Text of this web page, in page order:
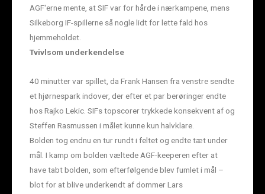
AGF'erne mente, at SIF var for hårde i nærkampene, mens
Silkeborg IF-spillerne så nogle lidt for lette fald hos
hjemmeholdet.
Tvivlsom underkendelse
40 minutter var spillet, da Frank Hansen fra venstre sendte
et hjørnespark indover, der efter et par berøringer endte
hos Rajko Lekic. SIFs topscorer trykkede konsekvent af og
Steffen Rasmussen i målet kunne kun halvklare.
Bolden tog endnu en tur rundt i feltet og endte tæt under
mål. I kamp om bolden væltede AGF-keeperen efter at
have tabt bolden, som efterfølgende blev fumlet i mål –
blot for at blive underkendt af dommer Lars